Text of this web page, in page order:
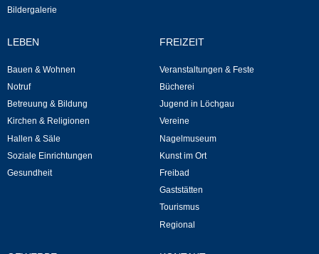
Sporthalle Greuth
Schulturnhalle
Hallen- und Raumreservierung
Soziale Einrichtungen
Bildergalerie
LEBEN
Bauen & Wohnen
Notruf
Betreuung & Bildung
Kirchen & Religionen
Hallen & Säle
Soziale Einrichtungen
Gesundheit
FREIZEIT
Veranstaltungen & Feste
Bücherei
Jugend in Löchgau
Vereine
Nagelmuseum
Kunst im Ort
Freibad
Gaststätten
Tourismus
Regional